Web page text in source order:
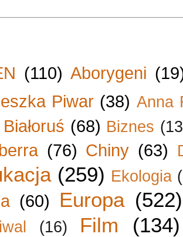
(110) Aborygeni
Piwar (38) Anna
Białoruś (68) Biznes
(76) Chiny (63)
(259) Ekologia
(60) Europa (522)
(16) Film
(134)